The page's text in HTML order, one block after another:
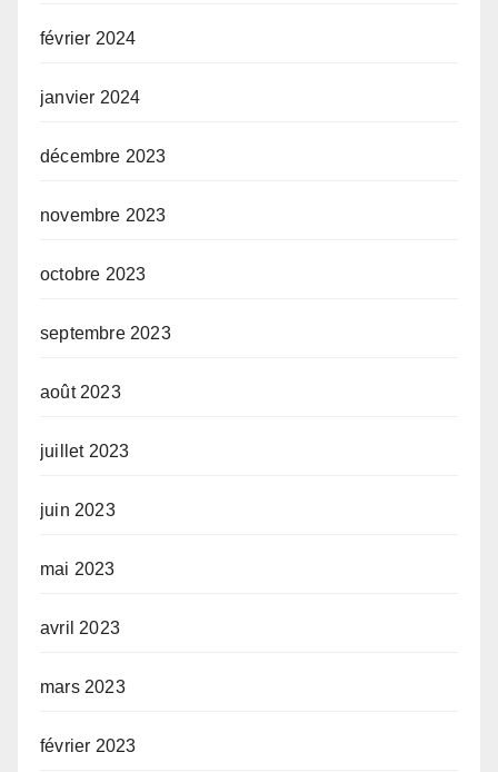
février 2024
janvier 2024
décembre 2023
novembre 2023
octobre 2023
septembre 2023
août 2023
juillet 2023
juin 2023
mai 2023
avril 2023
mars 2023
février 2023